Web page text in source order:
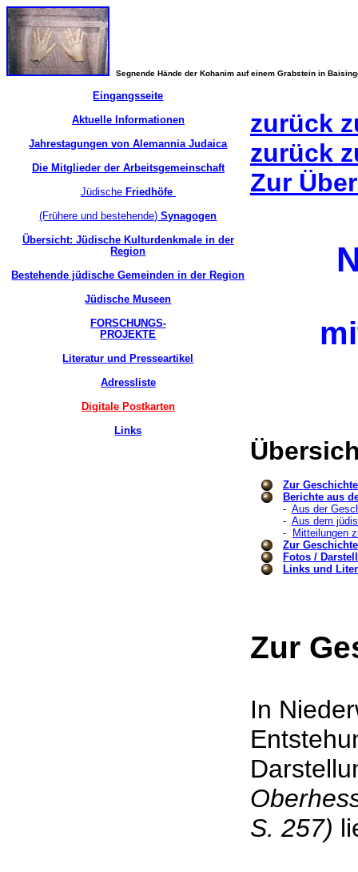
Segnende Hände der Kohanim auf einem Grabstein in
Eingangsseite
Aktuelle Informationen
Jahrestagungen von Alemannia Judaica
Die Mitglieder der Arbeitsgemeinschaft
Jüdische Friedhöfe
(Frühere und bestehende) Synagogen
Übersicht: Jüdische Kulturdenkmale in der
Region
Bestehende jüdische Gemeinden in der Region
Jüdische Museen
FORSCHUNGS-
PROJEKTE
Literatur und Presseartikel
Adressliste
Digitale Postkarten
Links
zurück
zurück
Zur
Zur
Berichte aus
- Aus der
- Aus dem
-
Mitteilungen
Zur
Fotos /
Links und
Zur
In
S. 257)